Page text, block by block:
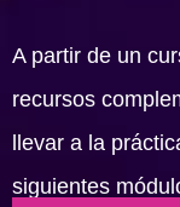
A partir de un
recursos
llevar a la
siguientes